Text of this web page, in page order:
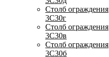
Столб ограждения
3С30г
Столб ограждения
3С30в
Столб ограждения
3С30б